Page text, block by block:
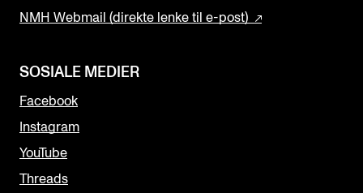
NMH Webmail (direkte lenke til e-post)
SOSIALE MEDIER
Facebook
Instagram
YouTube
Threads